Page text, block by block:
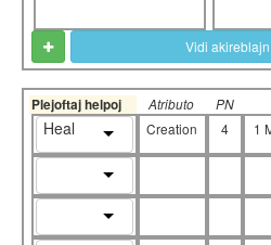
Vidi
Plejoftaj helpoj Atributo PN
Heal Creation 4 1